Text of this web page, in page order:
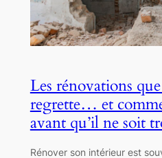
Les rénovations
regrette… et
avant qu’il ne soit
Rénover son intérieur est